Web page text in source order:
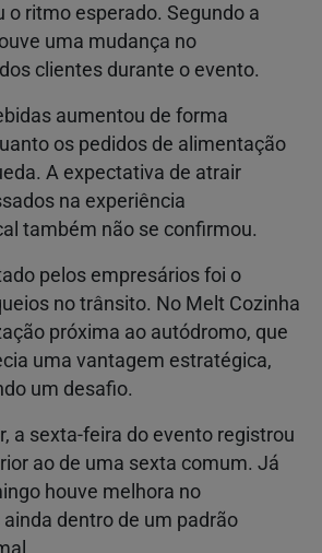
o ritmo esperado. Segundo a
uma mudança no
clientes durante o evento.
aumentou de forma
os pedidos de alimentação
A expectativa de atrair
na experiência
também não se confirmou.
pelos empresários foi o
no trânsito. No Melt Cozinha
próxima ao autódromo, que
uma vantagem estratégica,
um desafio.
a sexta-feira do evento registrou
ao de uma sexta comum. Já
houve melhora no
dentro de um padrão